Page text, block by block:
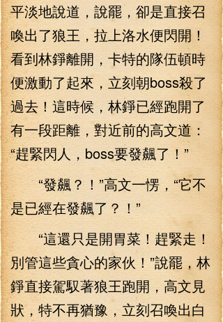
平淡地說道，說罷，卻是直接召
喚出了狼王，拉上洛水便閃開！
看到林錚離開，卡特的隊伍頓時
便激動了起來，立刻朝boss殺了
過去！這時候，林錚已經跑開了
有一段距離，對近前的高文道：
“趕緊閃人，boss要發飆了！”
“發飆？！”高文一愣，“它不
是已經在發飆了？！”
“這還只是開胃菜！趕緊走！
別管這些貪心的家伙！”說罷，林
錚直接駕馭著狼王跑開，高文見
狀，特不再猶豫，立刻召喚出白